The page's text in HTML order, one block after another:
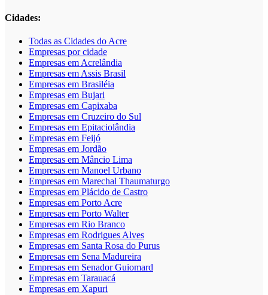
Cidades:
Todas as Cidades do Acre
Empresas por cidade
Empresas em Acrelândia
Empresas em Assis Brasil
Empresas em Brasiléia
Empresas em Bujari
Empresas em Capixaba
Empresas em Cruzeiro do Sul
Empresas em Epitaciolândia
Empresas em Feijó
Empresas em Jordão
Empresas em Mâncio Lima
Empresas em Manoel Urbano
Empresas em Marechal Thaumaturgo
Empresas em Plácido de Castro
Empresas em Porto Acre
Empresas em Porto Walter
Empresas em Rio Branco
Empresas em Rodrigues Alves
Empresas em Santa Rosa do Purus
Empresas em Sena Madureira
Empresas em Senador Guiomard
Empresas em Tarauacá
Empresas em Xapuri